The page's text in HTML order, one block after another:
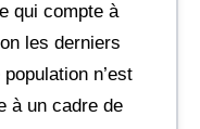
qui compte à
les derniers
n’est
à un cadre de